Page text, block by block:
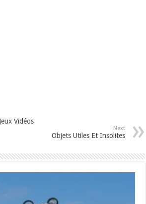
Vidéos
Next
Objets Utiles Et Insolites